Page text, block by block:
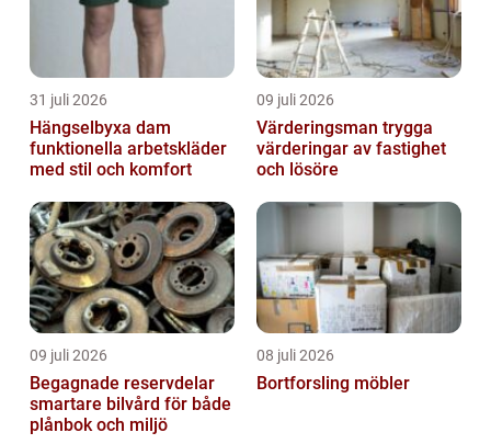
31 juli 2026
Hängselbyxa dam
funktionella arbetskläder
med stil och komfort
09 juli 2026
Värderingsman trygga
värderingar av fastighet
och lösöre
09 juli 2026
Begagnade reservdelar
smartare bilvård för både
plånbok och miljö
08 juli 2026
Bortforsling möbler